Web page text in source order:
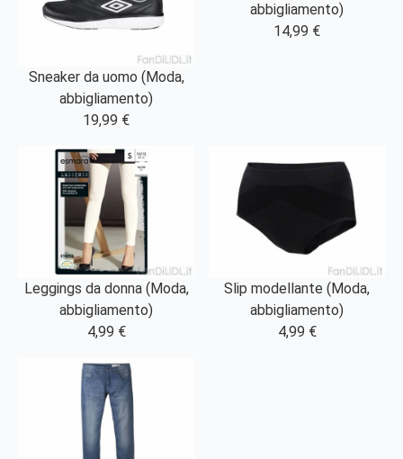
Sneaker da uomo (Moda,
abbigliamento)
19,99 €
abbigliamento)
14,99 €
Leggings da donna (Moda,
abbigliamento)
4,99 €
Slip modellante (Moda,
abbigliamento)
4,99 €